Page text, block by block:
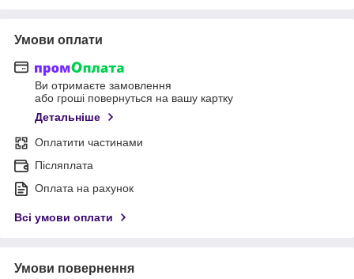
Умови оплати
Ви отримаєте замовлення
або гроші повернуться на вашу картку
Детальніше
Оплатити частинами
Післяплата
Оплата на рахунок
Всі умови оплати
Умови повернення